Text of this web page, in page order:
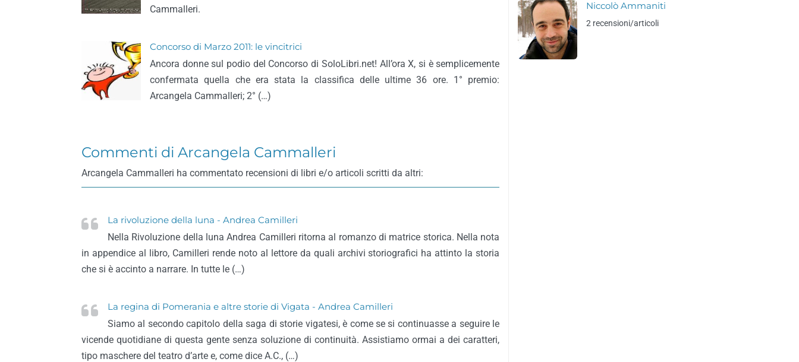
Cammalleri.
Concorso di Marzo 2011: le vincitrici
Ancora donne sul podio del Concorso di SoloLibri.net! All’ora X, si è semplicemente
confermata quella che era stata la classifica delle ultime 36 ore. 1° premio:
Arcangela Cammalleri; 2° (…)
Commenti di Arcangela Cammalleri
Arcangela Cammalleri ha commentato recensioni di libri e/o articoli scritti da altri:
La rivoluzione della luna - Andrea Camilleri
Nella Rivoluzione della luna Andrea Camilleri ritorna al romanzo di matrice storica. Nella nota
in appendice al libro, Camilleri rende noto al lettore da quali archivi storiografici ha attinto la storia
che si è accinto a narrare. In tutte le (…)
La regina di Pomerania e altre storie di Vigata - Andrea Camilleri
Siamo al secondo capitolo della saga di storie vigatesi, è come se si continuasse a seguire le
vicende quotidiane di questa gente senza soluzione di continuità. Assistiamo ormai a dei caratteri,
tipo maschere del teatro d’arte e, come dice A.C., (…)
Niccolò Ammaniti
2 recensioni/articoli